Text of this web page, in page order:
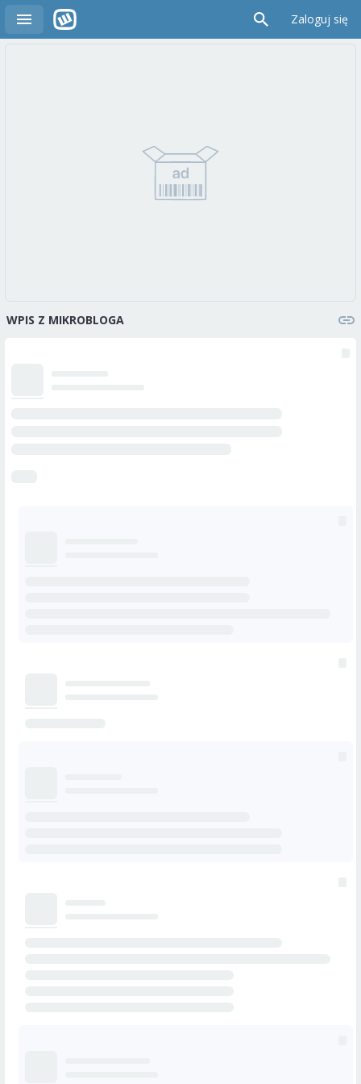
Zaloguj się
WPIS Z MIKROBLOGA